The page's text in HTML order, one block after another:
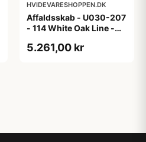
HVIDEVARESHOPPEN.DK
Affaldsskab - U030-207
- 114 White Oak Line -
5.261,00 kr